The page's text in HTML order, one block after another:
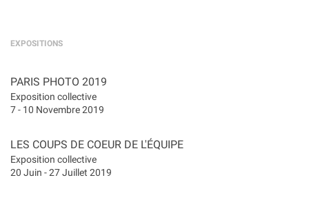
EXPOSITIONS
PARIS PHOTO 2019
Exposition collective
7 - 10 Novembre 2019
LES COUPS DE COEUR DE L'ÉQUIPE
Exposition collective
20 Juin - 27 Juillet 2019